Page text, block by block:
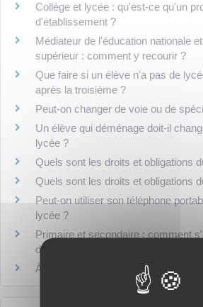
Collège et lycée : qu'est-ce qu'un
d'établissement ?
Médiateur de l'éducation nationale
supérieur : comment y recourir ?
Que faire si un élève n'a pas de
après la troisième ?
Peut-on changer de voie ou de
Un élève qui déménage doit-il
lycée ?
Quels sont les droits et obligations
Quels sont les droits et obligations
Peut-on utiliser son téléphone
lycée ?
Primaire et secondaire : comment
du privé au public ?
À quoi sert le pass Culture et